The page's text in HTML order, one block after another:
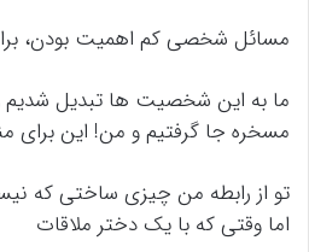
مسائل شخصی کم اهمیت بودن،
ما به این شخصیت ها تبدیل شدیم
مسخره جا گرفتیم و من! این برای
تو از رابطه من چیزی ساختی که
اما وقتی که با یک دختر ملاقات